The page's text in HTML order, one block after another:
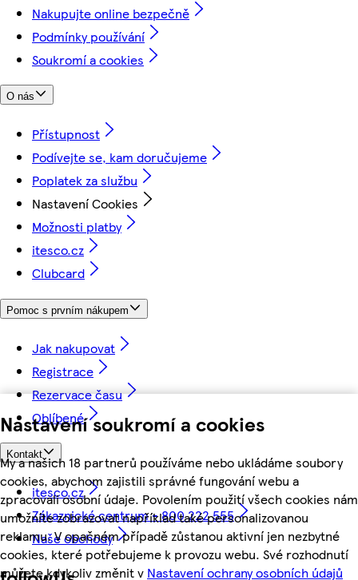
Nastavení soukromí a cookies
My a našich 18 partnerů používáme nebo ukládáme soubory
cookies, abychom zajistili správné fungování webu a
zpracovali osobní údaje. Povolením použití všech cookies nám
umožníte zobrazovat například také personalizovanou
reklamu. V opačném případě zůstanou aktivní jen nezbytné
cookies, které potřebujeme k provozu webu. Své rozhodnutí
můžete kdykoliv změnit v Nastavení ochrany osobních údajů
Nakupujte online bezpečně
Podmínky používání
Soukromí a cookies
O nás
Přístupnost
Podívejte se, kam doručujeme
Poplatek za službu
Nastavení Cookies
Možnosti platby
itesco.cz
Clubcard
Pomoc s prvním nákupem
Jak nakupovat
Registrace
Rezervace času
Oblíbené
Kontakt
itesco.cz
Zákaznické centrum - 800 222 555
Naše obchody